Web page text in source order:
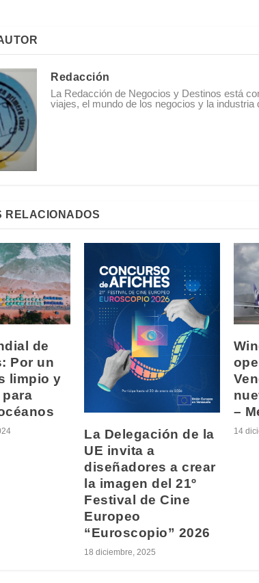
Redacción
La Redacción de Negocios y Destinos está
viajes, el mundo de los negocios y la industria
RELACIONADOS
de
Por un
limpio y
La Delegación de la
UE invita a
diseñadores a crear
la imagen del 21º
Festival de Cine
Europeo
“Euroscopio” 2026
18 diciembre, 2025
–
14